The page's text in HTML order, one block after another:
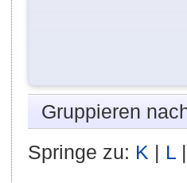
Gruppieren
Springe zu: K | L